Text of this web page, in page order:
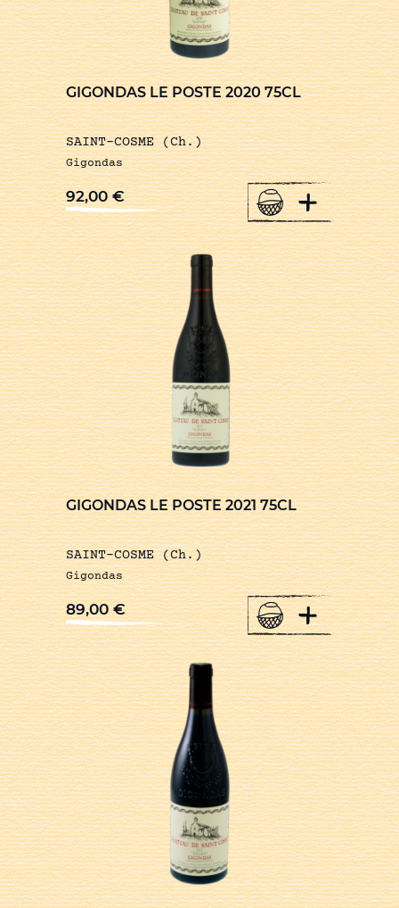
GIGONDAS LE POSTE 2020 75CL
SAINT-COSME (Ch.)
Gigondas
92,00€ +
GIGONDAS LE POSTE 2021 75CL
SAINT-COSME (Ch.)
Gigondas
89,00€ +